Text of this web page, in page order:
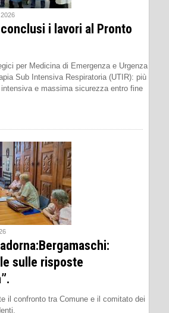
i lavori al Pronto
per Medicina di Emergenza e Urgenza
Sub Intensiva Respiratoria (UTIR): più
e massima sicurezza entro fine
sulle risposte
il confronto tra Comune e il comitato dei